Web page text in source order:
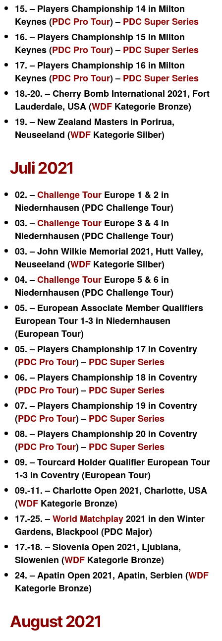
15. – Players Championship 14 in Milton
Keynes(PDC Pro Tour) – PDC Super Series
16. – Players Championship 15 in Milton
Keynes(PDC Pro Tour) – PDC Super Series
17. – Players Championship 16 in Milton
Keynes(PDC Pro Tour) – PDC Super Series
18.-20. – Cherry Bomb International 2021, Fort
Lauderdale, USA (WDF Kategorie Bronze)
19. – New Zealand Masters in Porirua,
Neuseeland (WDF Kategorie Silber)
Juli 2021
02. –Challenge Tour Europe 1 & 2 in
Niedernhausen (PDC Challenge Tour)
03. –Challenge Tour Europe 3 & 4 in
Niedernhausen (PDC Challenge Tour)
03. – John Wilkie Memorial 2021, Hutt Valley,
Neuseeland (WDF Kategorie Silber)
04. –Challenge Tour Europe 5 & 6 in
Niedernhausen (PDC Challenge Tour)
05. – European Associate Member Qualifiers
European Tour 1-3 in Niedernhausen
(European Tour)
05. – Players Championship 17 in Coventry
(PDC Pro Tour) – PDC Super Series
06. – Players Championship 18 in Coventry
(PDC Pro Tour) – PDC Super Series
07. – Players Championship 19 in Coventry
(PDC Pro Tour) – PDC Super Series
08. – Players Championship 20 in Coventry
(PDC Pro Tour) – PDC Super Series
09. – Tourcard Holder Qualifier European Tour
1-3 in Coventry (European Tour)
09.-11. – Charlotte Open 2021, Charlotte, USA
(WDF Kategorie Bronze)
17.-25. –World Matchplay2021 in den Winter
Gardens, Blackpool (PDC Major)
17.-18. – Slovenia Open 2021, Ljublana,
Slowenien (WDF Kategorie Bronze)
24. – Apatin Open 2021, Apatin, Serbien (WDF
Kategorie Bronze)
August 2021